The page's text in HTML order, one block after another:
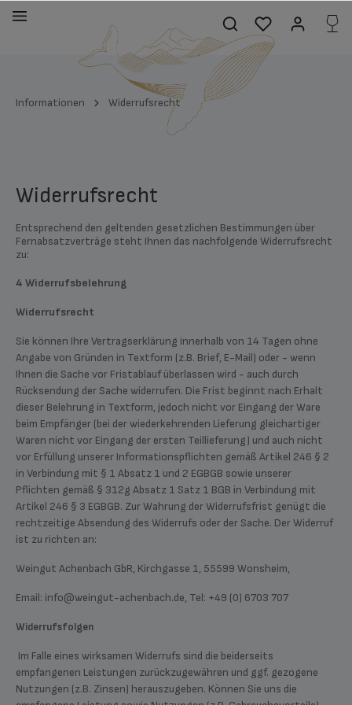
springen
Informationen Widerrufsrecht
Widerrufsrecht
Entsprechend den geltenden gesetzlichen Bestimmungen über
Fernabsatzverträge steht Ihnen das nachfolgende Widerrufsrecht
zu:
4 Widerrufsbelehrung
Widerrufsrecht
Sie können Ihre Vertragserklärung innerhalb von 14 Tagen ohne
Angabe von Gründen in Textform (z.B. Brief, E-Mail) oder - wenn
Ihnen die Sache vor Fristablauf überlassen wird - auch durch
Rücksendung der Sache widerrufen. Die Frist beginnt nach Erhalt
dieser Belehrung in Textform, jedoch nicht vor Eingang der Ware
beim Empfänger (bei der wiederkehrenden Lieferung gleichartiger
Waren nicht vor Eingang der ersten Teillieferung) und auch nicht
vor Erfüllung unserer Informationspflichten gemäß Artikel 246 § 2
in Verbindung mit § 1 Absatz 1 und 2 EGBGB sowie unserer
Pflichten gemäß § 312g Absatz 1 Satz 1 BGB in Verbindung mit
Artikel 246 § 3 EGBGB. Zur Wahrung der Widerrufsfrist genügt die
rechtzeitige Absendung des Widerrufs oder der Sache. Der Widerruf
ist zu richten an:
Weingut Achenbach GbR, Kirchgasse 1, 55599 Wonsheim,
Email: info@weingut-achenbach.de, Tel: +49 (0) 6703 707
Widerrufsfolgen
Im Falle eines wirksamen Widerrufs sind die beiderseits
empfangenen Leistungen zurückzugewähren und ggf. gezogene
Nutzungen (z.B. Zinsen) herauszugeben. Können Sie uns die